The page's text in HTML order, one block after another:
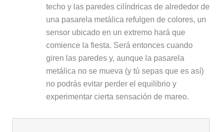
techo y las paredes cilíndricas de alrededor de
una pasarela metálica refulgen de colores, un
sensor ubicado en un extremo hará que
comience la fiesta. Será entonces cuando
giren las paredes y, aunque la pasarela
metálica no se mueva (y tú sepas que es así)
no podrás evitar perder el equilibrio y
experimentar cierta sensación de mareo.